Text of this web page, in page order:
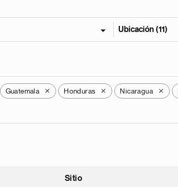
Ubicación (11)
Guatemala X Honduras X Nicaragua X
Sitio